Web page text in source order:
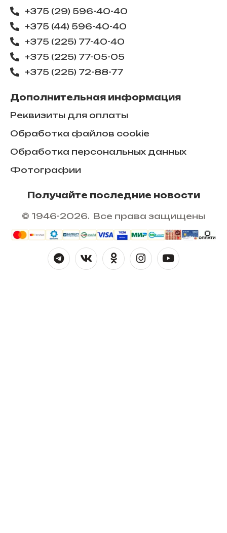
+375 (29) 596-40-40
+375 (44) 596-40-40
+375 (225) 77-40-40
+375 (225) 77-05-05
+375 (225) ​72-88-77
Дополнительная информация
Реквизиты для оплаты
Обработка файлов cookie
Обработка персональных данных
Фотографии
Получайте последние новости
© 1946-2026. Все права защищены